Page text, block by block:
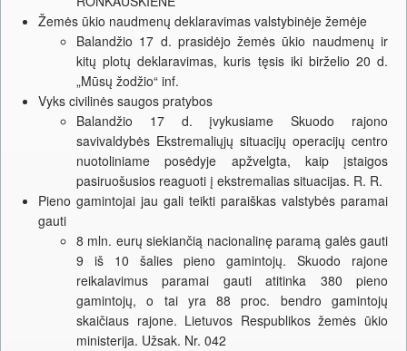
Žemės ūkio naudmenų deklaravimas valstybinėje žemėje
Balandžio 17 d. prasidėjo žemės ūkio naudmenų ir
kitų plotų deklaravimas, kuris tęsis iki birželio 20 d.
„Mūsų žodžio“ inf.
Vyks civilinės saugos pratybos
Balandžio 17 d. įvykusiame Skuodo rajono
savivaldybės Ekstremaliųjų situacijų operacijų centro
nuotoliniame posėdyje apžvelgta, kaip įstaigos
pasiruošusios reaguoti į ekstremalias situacijas. R. R.
Pieno gamintojai jau gali teikti paraiškas valstybės paramai
gauti
8 mln. eurų siekiančią nacionalinę paramą galės gauti
9 iš 10 šalies pieno gamintojų. Skuodo rajone
reikalavimus paramai gauti atitinka 380 pieno
gamintojų, o tai yra 88 proc. bendro gamintojų
skaičiaus rajone. Lietuvos Respublikos žemės ūkio
ministerija. Užsak. Nr. 042